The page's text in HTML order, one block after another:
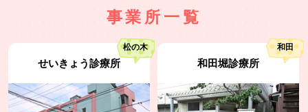
事業所一覧
松の木
せいきょう診療所
和田
和田堀診療所